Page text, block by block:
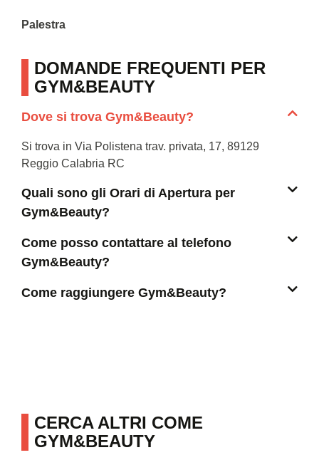
Palestra
DOMANDE FREQUENTI PER
GYM&BEAUTY
Dove si trova Gym&Beauty?
Si trova in Via Polistena trav. privata, 17, 89129
Reggio Calabria RC
Quali sono gli Orari di Apertura per
Gym&Beauty?
Come posso contattare al telefono
Gym&Beauty?
Come raggiungere Gym&Beauty?
CERCA ALTRI COME
GYM&BEAUTY